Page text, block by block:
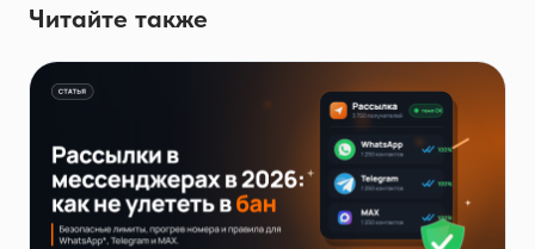
Читайте также